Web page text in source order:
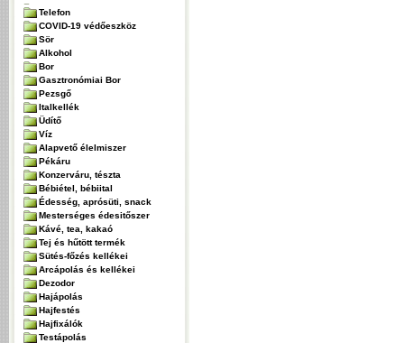
Telefon
COVID-19 védőeszköz
Sör
Alkohol
Bor
Gasztronómiai Bor
Pezsgő
Italkellék
Üdítő
Víz
Alapvető élelmiszer
Pékáru
Konzerváru, tészta
Bébiétel, bébiital
Édesség, aprósüti, snack
Mesterséges édesitőszer
Kávé, tea, kakaó
Tej és hűtött termék
Sütés-főzés kellékei
Arcápolás és kellékei
Dezodor
Hajápolás
Hajfestés
Hajfixálók
Testápolás